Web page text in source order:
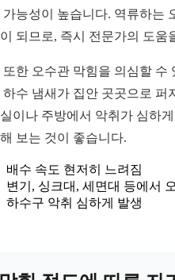
가능성이 높습니다. 역류하는
되므로, 즉시 전문가의 도움
또한 오수관 막힘을 의심할 수
하수 냄새가 집안 곳곳으로 퍼
이나 주방에서 악취가 심하
보는 것이 좋습니다.
배수 속도 현저히 느려짐
변기, 싱크대, 세면대 등에서
하수구 악취 심하게 발생